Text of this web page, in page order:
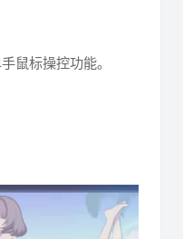
鼠标操控功能。